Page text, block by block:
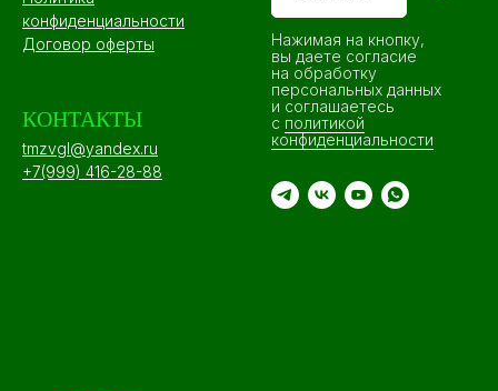
конфиденциальности
Договор оферты
КОНТАКТЫ
tmzvgl@yandex.ru
+7(999) 416-28-88
Нажимая на кнопку,
вы даете согласие
на обработку
персональных данных
и соглашаетесь
c политикой
конфиденциальности